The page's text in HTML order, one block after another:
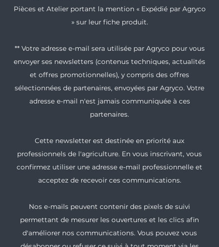
Pièces et Atelier portant la mention « Expédié par Agryco
» sur leur fiche produit.
** Votre adresse e-mail sera utilisée par Agryco pour vous
envoyer ses newsletters (contenus techniques, actualités
et offres promotionnelles), y compris des offres
sélectionnées de partenaires, envoyées par Agryco. Votre
adresse e-mail n'est jamais communiquée à ces
partenaires.
Cette newsletter est destinée en priorité aux
professionnels de l'agriculture. En vous inscrivant, vous
confirmez utiliser une adresse e-mail professionnelle et
acceptez de recevoir ces communications.
Nos e-mails peuvent contenir des pixels de suivi
permettant de mesurer les ouvertures et les clics afin
d'améliorer nos communications. Vous pouvez vous